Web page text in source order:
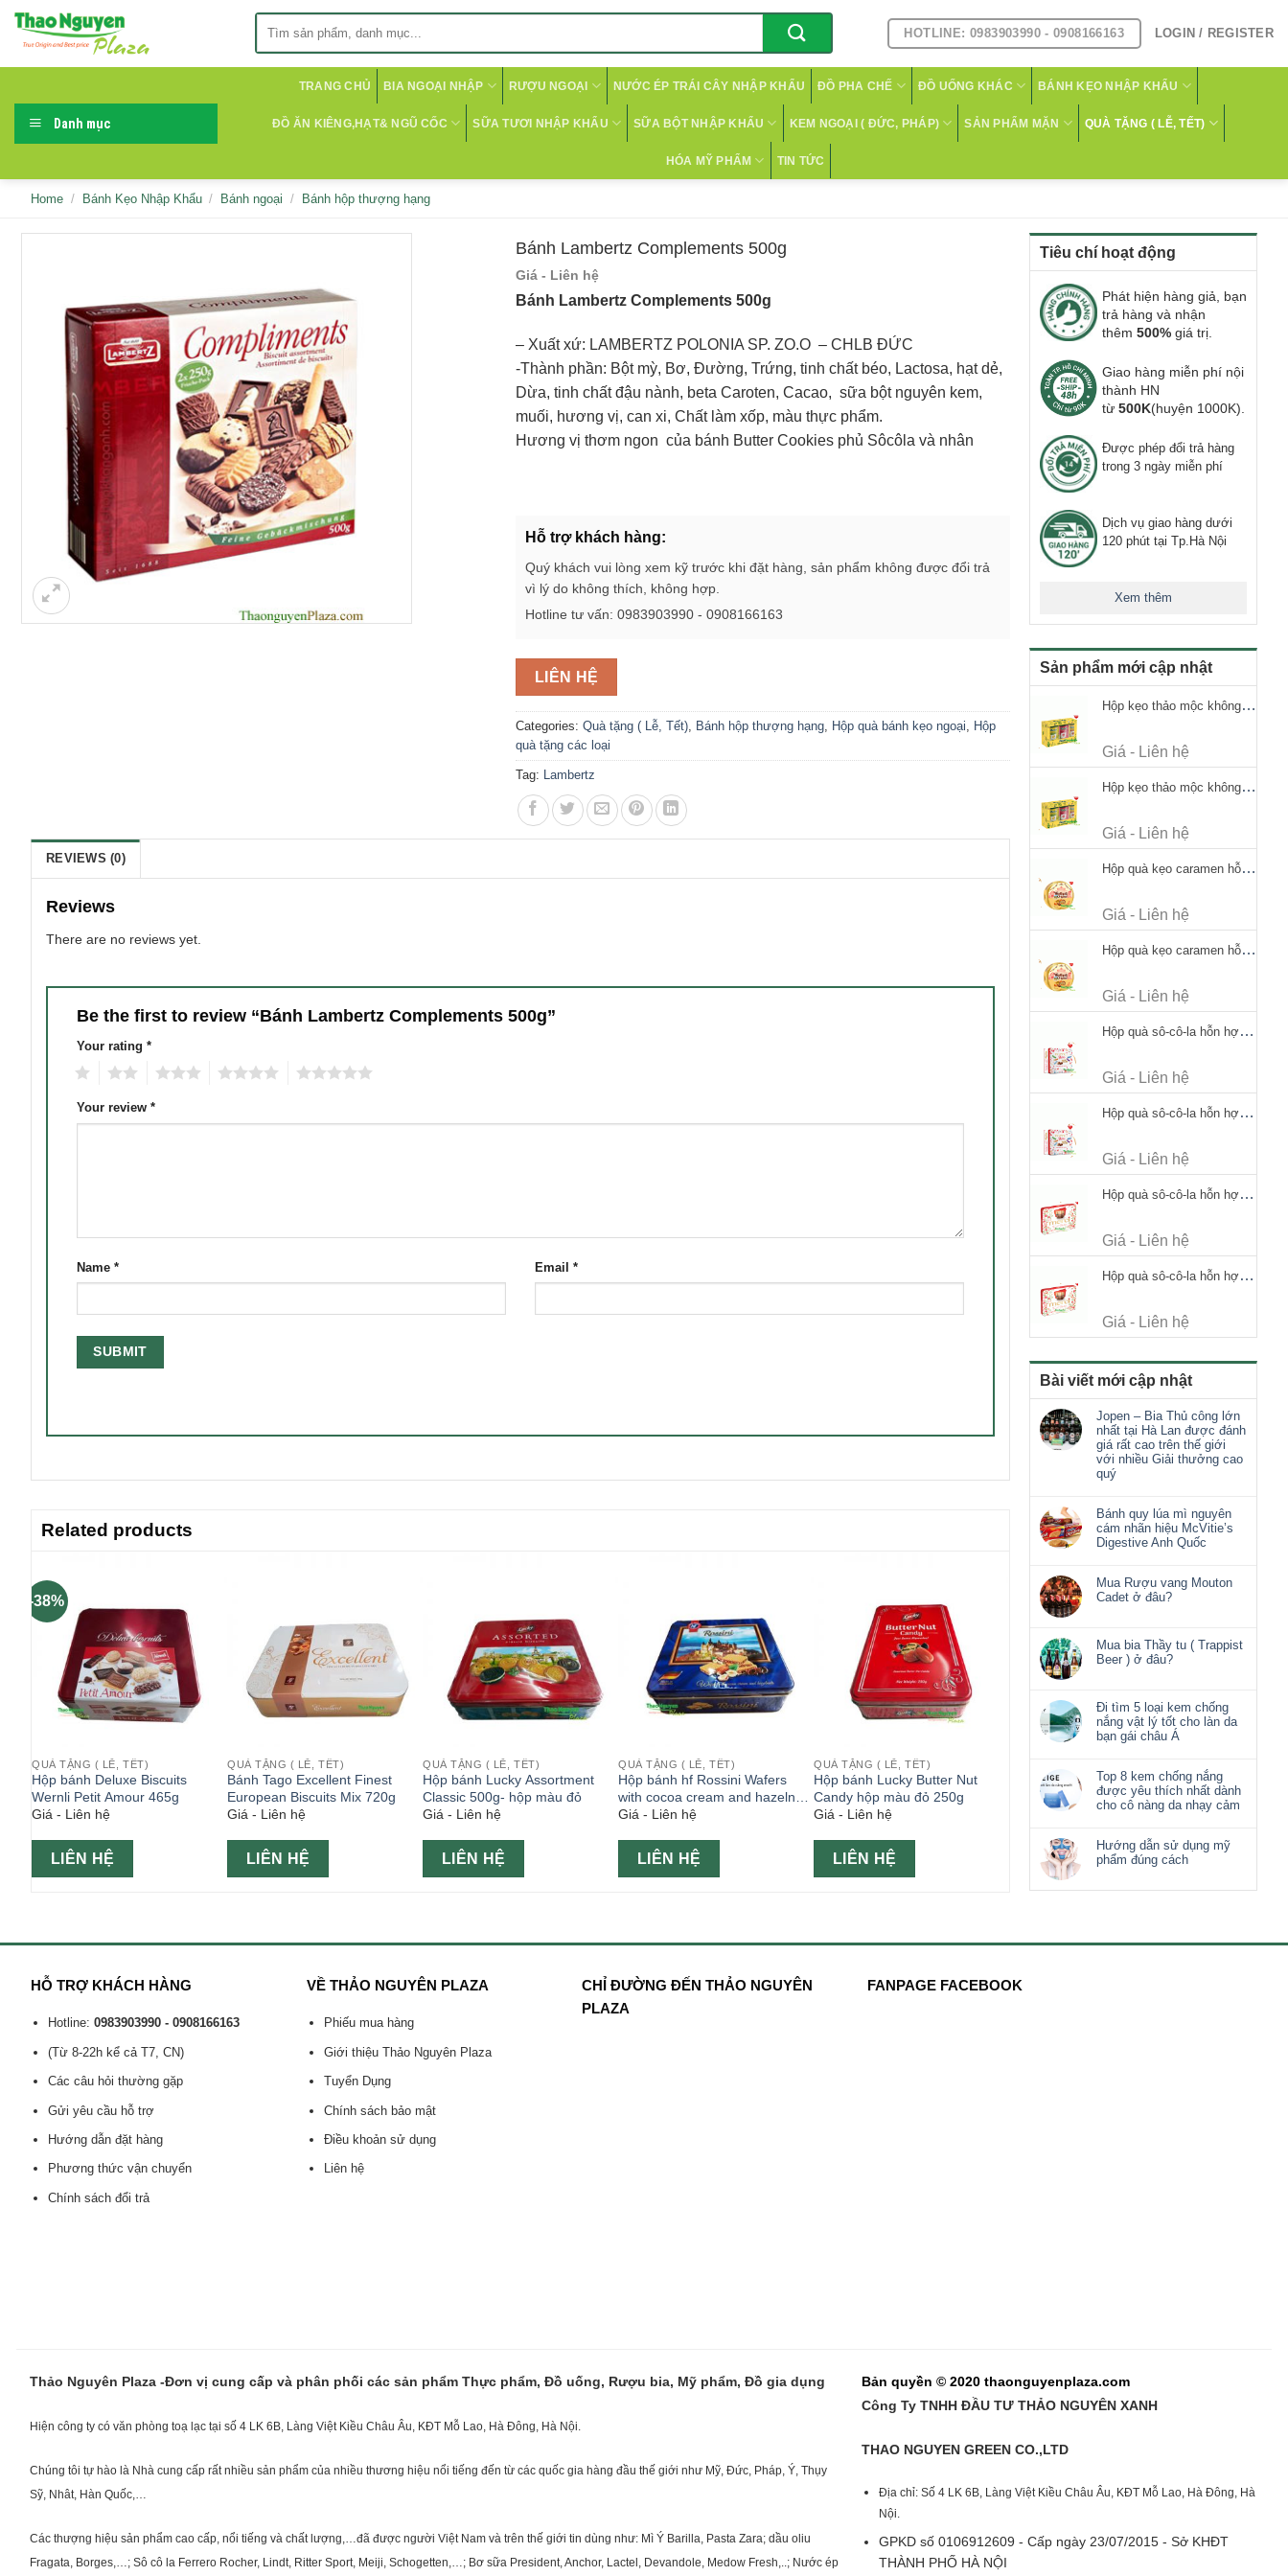
Skip
HOTLINE: 0983903990 - 0908166163 LOGIN / REGISTER
Danh mục
TRANG CHỦ BIA NGOẠI NHẬP RƯỢU NGOẠI NƯỚC ÉP TRÁI CÂY NHẬP KHẨU ĐỒ PHA CHẾ ĐỒ UỐNG KHÁC BÁNH KẸO NHẬP KHẨU
ĐỒ ĂN KIÊNG,HẠT& NGŨ CỐC SỮA TƯƠI NHẬP KHẨU SỮA BỘT NHẬP KHẨU KEM NGOẠI ( ĐỨC, PHÁP) SẢN PHẨM MẶN QUÀ TẶNG ( LỄ, TẾT)
HÓA MỸ PHẨM TIN TỨC
Home / Bánh Kẹo Nhập Khẩu / Bánh ngoại / Bánh hộp thượng hạng
Tiêu chí hoạt động
Phát hiện hàng giả, bạn
trả hàng và nhận
thêm 500% giá trị.
Giao hàng miễn phí nội
thành HN
từ 500K(huyện 1000K).
Được phép đổi trả hàng
trong 3 ngày miễn phí
Dịch vụ giao hàng dưới
120 phút tại Tp.Hà Nội
Xem thêm
Sản phẩm mới cập nhật
Hộp kẹo thảo mộc không đường Ricola Signature 112.5g
Giá - Liên hệ
Hộp kẹo thảo mộc không đường Ricola Signature 112.5g
Giá - Liên hệ
Hộp quà kẹo caramen hỗn hợp Werther's Original Caramel Candy 170g
Giá - Liên hệ
Hộp quà kẹo caramen hỗn hợp Werther's Original Caramel Candy 170g
Giá - Liên hệ
Hộp quà sô-cô-la hỗn hợp Merci Petits Chocolate Collection 125g thiếc
Giá - Liên hệ
Hộp quà sô-cô-la hỗn hợp Merci Petits Chocolate Collection 125g thiếc
Giá - Liên hệ
Hộp quà sô-cô-la hỗn hợp Merci Finest Selection 250g thiếc
Giá - Liên hệ
Hộp quà sô-cô-la hỗn hợp Merci Finest Selection 250g thiếc
Giá - Liên hệ
Bài viết mới cập nhật
Jopen – Bia Thủ công lớn
nhất tại Hà Lan được đánh
giá rất cao trên thế giới
với nhiều Giải thưởng cao
quý
Bánh quy lúa mì nguyên
cám nhãn hiệu McVitie’s
Digestive Anh Quốc
Mua Rượu vang Mouton
Cadet ở đâu?
Mua bia Thầy tu ( Trappist
Beer ) ở đâu?
Đi tìm 5 loại kem chống
nắng vật lý tốt cho làn da
bạn gái châu Á
Top 8 kem chống nắng
được yêu thích nhất dành
cho cô nàng da nhạy cảm
Hướng dẫn sử dụng mỹ
phẩm đúng cách
Bánh Lambertz Complements 500g
Giá - Liên hệ
Bánh Lambertz Complements 500g
– Xuất xứ: LAMBERTZ POLONIA SP. ZO.O – CHLB ĐỨC
-Thành phần: Bột mỳ, Bơ, Đường, Trứng, tinh chất béo, Lactosa, hạt dẻ,
Dừa, tinh chất đậu nành, beta Caroten, Cacao, sữa bột nguyên kem,
muối, hương vị, can xi, Chất làm xốp, màu thực phẩm.
Hương vị thơm ngon của bánh Butter Cookies phủ Sôcôla và nhân
Hỗ trợ khách hàng:
Quý khách vui lòng xem kỹ trước khi đặt hàng, sản phẩm không được đổi trả
vì lý do không thích, không hợp.
Hotline tư vấn: 0983903990 - 0908166163
LIÊN HỆ
Categories: Quà tặng ( Lễ, Tết) Bánh hộp thượng hạng Hộp quà bánh kẹo ngoại
Hộp
quà tặng các loại
Tag: Lambertz
REVIEWS (0)
Reviews
There are no reviews yet.
Be the first to review “Bánh Lambertz Complements 500g”
Your rating *
Your review *
Name * Email *
Related products
-38%
QUÀ TẶNG ( LỄ, TẾT)
Hộp bánh Deluxe Biscuits
Wernli Petit Amour 465g
Giá - Liên hệ
LIÊN HỆ
QUÀ TẶNG ( LỄ, TẾT)
Bánh Tago Excellent Finest
European Biscuits Mix 720g
Giá - Liên hệ
LIÊN HỆ
QUÀ TẶNG ( LỄ, TẾT)
Hộp bánh Lucky Assortment
Classic 500g- hộp màu đỏ
Giá - Liên hệ
LIÊN HỆ
QUÀ TẶNG ( LỄ, TẾT)
Hộp bánh hf Rossini Wafers
with cocoa cream and hazelnuts
374g hộp màu xanh
Giá - Liên hệ
LIÊN HỆ
QUÀ TẶNG ( LỄ, TẾT)
Hộp bánh Lucky Butter Nut
Candy hộp màu đỏ 250g
Giá - Liên hệ
LIÊN HỆ
HỖ TRỢ KHÁCH HÀNG
Hotline: 0983903990 - 0908166163
(Từ 8-22h kể cả T7, CN)
Các câu hỏi thường gặp
Gửi yêu cầu hỗ trợ
Hướng dẫn đặt hàng
Phương thức vận chuyển
Chính sách đổi trả
VỀ THẢO NGUYÊN PLAZA
Phiếu mua hàng
Giới thiệu Thảo Nguyên Plaza
Tuyển Dụng
Chính sách bảo mật
Điều khoản sử dụng
Liên hệ
CHỈ ĐƯỜNG ĐẾN THẢO NGUYÊN
PLAZA
FANPAGE FACEBOOK
Thảo Nguyên Plaza -Đơn vị cung cấp và phân phối các sản phẩm Thực phẩm, Đồ uống, Rượu bia, Mỹ phẩm, Đồ gia dụng
Hiện công ty có văn phòng toạ lạc tại số 4 LK 6B, Làng Việt Kiều Châu Âu, KĐT Mỗ Lao, Hà Đông, Hà Nội.
Chúng tôi tự hào là Nhà cung cấp rất nhiều sản phẩm của nhiều thương hiệu nổi tiếng đến từ các quốc gia hàng đầu thế giới như Mỹ, Đức, Pháp, Ý, Thụy
Sỹ, Nhât, Hàn Quốc,…
Các thượng hiệu sản phẩm cao cấp, nổi tiếng và chất lượng,…đã được người Việt Nam và trên thế giới tin dùng như: Mì Ý Barilla, Pasta Zara; dầu oliu
Fragata, Borges,…; Sô cô la Ferrero Rocher, Lindt, Ritter Sport, Meiji, Schogetten,…; Bơ sữa President, Anchor, Lactel, Devandole, Medow Fresh,..; Nước ép
Bản quyền © 2020 thaonguyenplaza.com
Công Ty TNHH ĐẦU TƯ THẢO NGUYÊN XANH
THAO NGUYEN GREEN CO.,LTD
Địa chỉ: Số 4 LK 6B, Làng Việt Kiều Châu Âu, KĐT Mỗ Lao, Hà Đông, Hà
Nội.
GPKD số 0106912609 - Cấp ngày 23/07/2015 - Sở KHĐT
THÀNH PHỐ HÀ NỘI